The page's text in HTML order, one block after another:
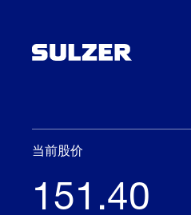
当前股价
151.40